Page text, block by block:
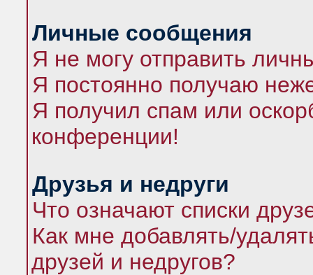
Личные сообщения
Я не могу отправить
Я постоянно получаю
Я получил спам или
конференции!
Друзья и недруги
Что означают списки
Как мне добавлять/
друзей и недругов?